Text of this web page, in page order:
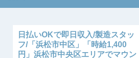
日払いOKで即日収入/製造スタッ
フ/「浜松市中区」「時給1,400
円」浜松市中央区エリアでマウン